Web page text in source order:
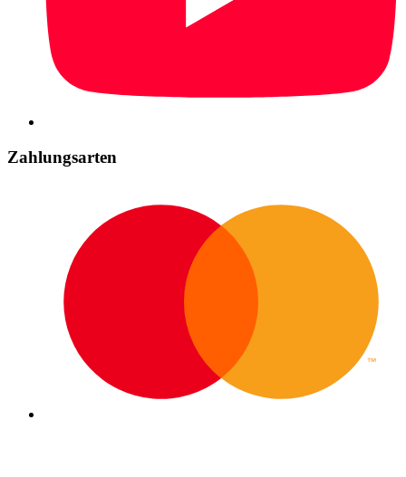
Zahlungsarten